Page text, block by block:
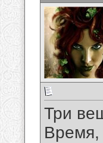
Три
Время,